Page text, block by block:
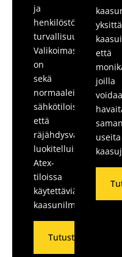
ja
henkilöstön
turvallisuutta.
Valikoimassamme
on
sekä
normaaleissa
sähkötiloissa
että
räjähdysvaarallisiksi
luokitelluissa
Atex-
tiloissa
käytettäviä
kaasunilmaisimia.
Tutustu
että
joilla
useita